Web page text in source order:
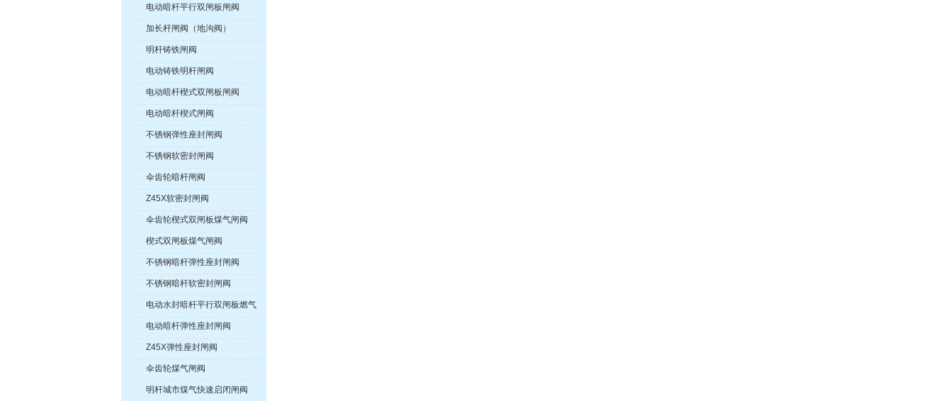
电动暗杆平行双闸板闸阀
加长杆闸阀（地沟阀）
明杆铸铁闸阀
电动铸铁明杆闸阀
电动暗杆楔式双闸板闸阀
电动暗杆楔式闸阀
不锈钢弹性座封闸阀
不锈钢软密封闸阀
伞齿轮暗杆闸阀
Z45X软密封闸阀
伞齿轮楔式双闸板煤气闸阀
楔式双闸板煤气闸阀
不锈钢暗杆弹性座封闸阀
不锈钢暗杆软密封闸阀
电动水封暗杆平行双闸板燃气
紧急切断阀
电动暗杆弹性座封闸阀
Z45X弹性座封闸阀
伞齿轮煤气闸阀
明杆城市煤气快速启闭闸阀